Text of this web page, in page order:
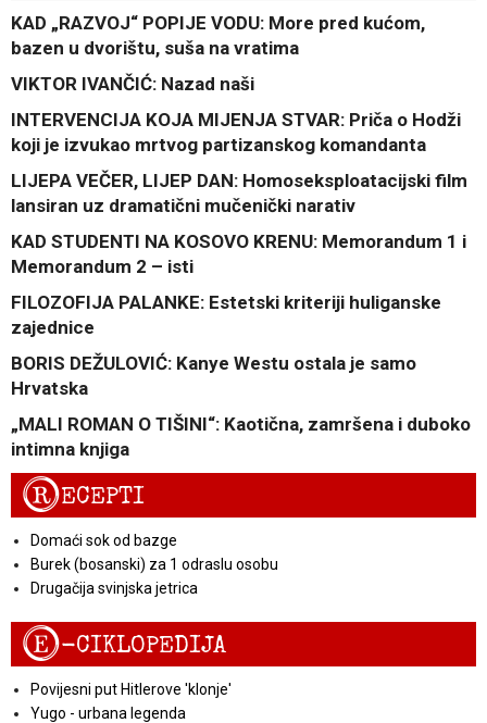
KAD „RAZVOJ“ POPIJE VODU: More pred kućom,
bazen u dvorištu, suša na vratima
VIKTOR IVANČIĆ: Nazad naši
INTERVENCIJA KOJA MIJENJA STVAR: Priča o Hodži
koji je izvukao mrtvog partizanskog komandanta
LIJEPA VEČER, LIJEP DAN: Homoseksploatacijski film
lansiran uz dramatični mučenički narativ
KAD STUDENTI NA KOSOVO KRENU: Memorandum 1 i
Memorandum 2 – isti
FILOZOFIJA PALANKE: Estetski kriteriji huliganske
zajednice
BORIS DEŽULOVIĆ: Kanye Westu ostala je samo
Hrvatska
„MALI ROMAN O TIŠINI“: Kaotična, zamršena i duboko
intimna knjiga
RECEPTI
Domaći sok od bazge
Burek (bosanski) za 1 odraslu osobu
Drugačija svinjska jetrica
E-CIKLOPEDIJA
Povijesni put Hitlerove 'klonje'
Yugo - urbana legenda